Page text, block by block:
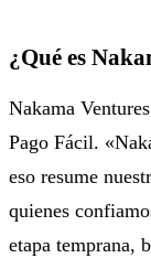
¿Qué es
Nakama
Pago Fácil.
eso resume
quienes
etapa temprana,